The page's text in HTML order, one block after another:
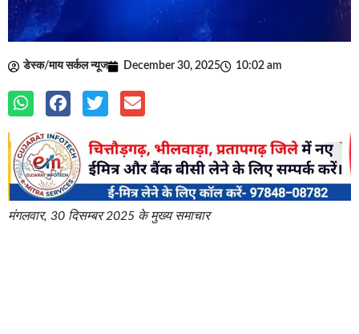
डेस्क/माय सर्कल न्यूज December 30, 2025 10:02 am
मंगलवार, 30 दिसम्बर 2025 के मुख्य समाचार